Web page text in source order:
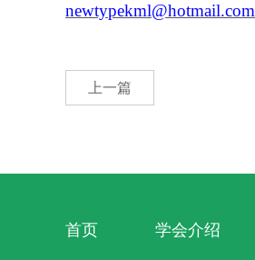
newtypekml@hotmail.com
上一篇
首页 学会介绍